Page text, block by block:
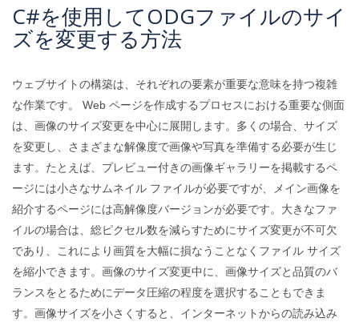
C#を使用してODGファイルのサイ
ズを変更する方法
ウェブサイトの構築は、それぞれの要素が重要な意味を持つ複雑
な作業です。 Web ページを作成するプロセスにおける重要な側面
は、画像のサイズ変更を中心に展開します。多くの場合、サイズ
を変更し、さまざまな解像度で画像や写真を準備する必要が生じ
ます。たとえば、プレビュー付きの画像ギャラリーを掲載するペ
ージには小さなサムネイル ファイルが必要ですが、メイン画像を
紹介するページには高解像度バージョンが必要です。大きなファ
イルの場合は、総ピクセル数を減らすためにサイズ変更が不可欠
であり、これにより画質を大幅に損なうことなくファイル サイズ
を縮小できます。画像のサイズ変更中に、画像サイズと品質のバ
ランスをとるためにデータ圧縮の程度を選択することもできま
す。画像サイズを小さくすると、インターネットからの読み込み